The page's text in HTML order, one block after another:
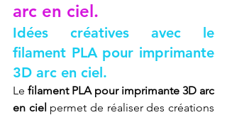
arc en ciel.
Idées créatives avec le
filament PLA pour imprimante
3D arc en ciel.
Le filament PLA pour imprimante 3D arc
en ciel permet de réaliser des créations